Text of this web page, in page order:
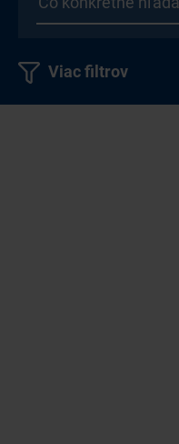
Viac filtrov